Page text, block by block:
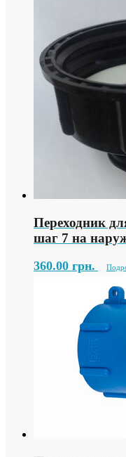
Переходник
шаг 7 на
360.00 грн.